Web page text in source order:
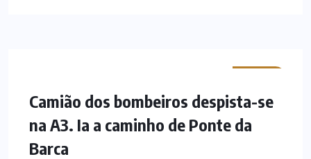
Camião dos bombeiros despista-se
na A3. Ia a caminho de Ponte da
Barca